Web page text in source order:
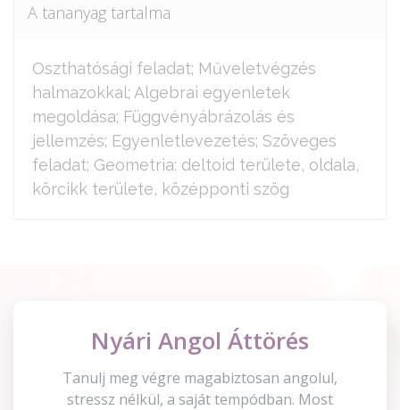
A tananyag tartalma
Oszthatósági feladat; Műveletvégzés
halmazokkal; Algebrai egyenletek
megoldása; Függvényábrázolás és
jellemzés; Egyenletlevezetés; Szöveges
feladat; Geometria: deltoid területe, oldala,
körcikk területe, középponti szög
Nyári Angol Áttörés
Tanulj meg végre magabiztosan angolul,
stressz nélkül, a saját tempódban. Most